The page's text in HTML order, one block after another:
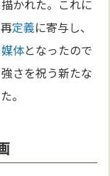
かれた。これに
定義に寄与し、
媒体となったので
さを祝う新たな
。